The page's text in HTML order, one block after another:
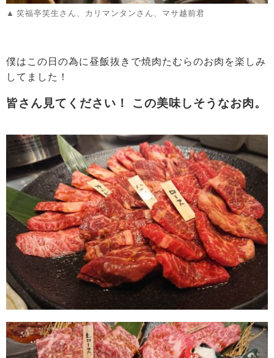
笑福亭笑生さん、カリマンタンさん、マサ越前君
僕はこの日の為に昼飯抜きで焼肉たむらのお肉を楽しみ
してました！
皆さん見てください！ この美味しそうなお肉。